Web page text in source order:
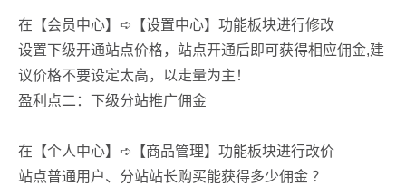
在【会员中心】➪【设置中心】功能板块进行修改
设置下级开通站点价格，站点开通后即可获得相应佣金,建
议价格不要设定太高，以走量为主！
盈利点二：下级分站推广佣金
在【个人中心】➪【商品管理】功能板块进行改价
站点普通用户、分站站长购买能获得多少佣金 ？